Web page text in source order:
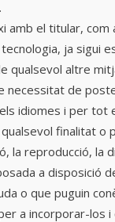
amb el titular,
ja sigui
qualsevol altre
de
idiomes i per tot
finalitat o
reproducció, la
a disposició
o que puguin
a incorporar-los